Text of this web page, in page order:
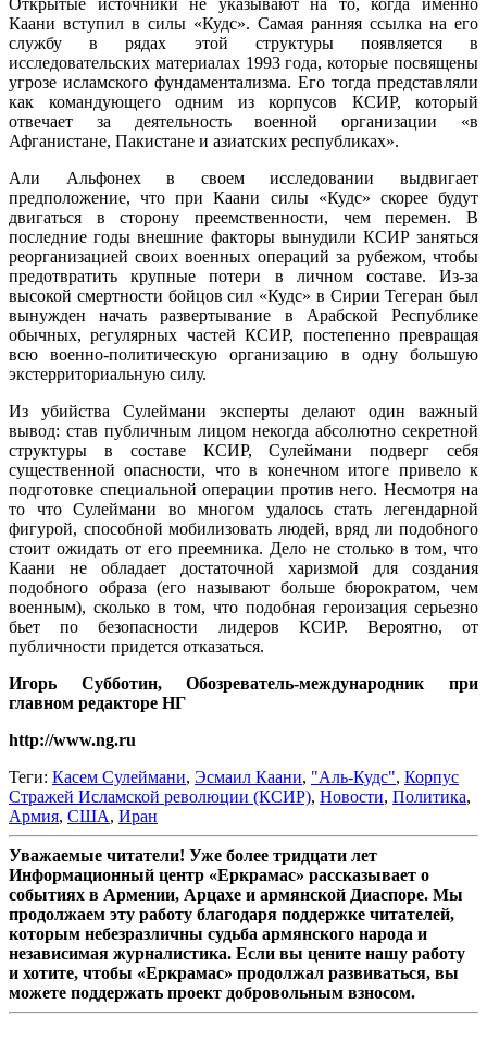
Открытые источники не указывают на то, когда именно
Каани вступил в силы «Кудс». Самая ранняя ссылка на его
службу в рядах этой структуры появляется в
исследовательских материалах 1993 года, которые посвящены
угрозе исламского фундаментализма. Его тогда представляли
как командующего одним из корпусов КСИР, который
отвечает за деятельность военной организации «в
Афганистане, Пакистане и азиатских республиках».
Али Альфонех в своем исследовании выдвигает
предположение, что при Каани силы «Кудс» скорее будут
двигаться в сторону преемственности, чем перемен. В
последние годы внешние факторы вынудили КСИР заняться
реорганизацией своих военных операций за рубежом, чтобы
предотвратить крупные потери в личном составе. Из-за
высокой смертности бойцов сил «Кудс» в Сирии Тегеран был
вынужден начать развертывание в Арабской Республике
обычных, регулярных частей КСИР, постепенно превращая
всю военно-политическую организацию в одну большую
экстерриториальную силу.
Из убийства Сулеймани эксперты делают один важный
вывод: став публичным лицом некогда абсолютно секретной
структуры в составе КСИР, Сулеймани подверг себя
существенной опасности, что в конечном итоге привело к
подготовке специальной операции против него. Несмотря на
то что Сулеймани во многом удалось стать легендарной
фигурой, способной мобилизовать людей, вряд ли подобного
стоит ожидать от его преемника. Дело не столько в том, что
Каани не обладает достаточной харизмой для создания
подобного образа (его называют больше бюрократом, чем
военным), сколько в том, что подобная героизация серьезно
бьет по безопасности лидеров КСИР. Вероятно, от
публичности придется отказаться.
Игорь Субботин, Обозреватель-международник при
главном редакторе НГ
http://www.ng.ru
Теги: Касем Сулеймани, Эсмаил Каани, "Аль-Кудс", Корпус
Стражей Исламской революции (КСИР), Новости, Политика,
Армия, США, Иран
Уважаемые читатели! Уже более тридцати лет
Информационный центр «Еркрамас» рассказывает о
событиях в Армении, Арцахе и армянской Диаспоре. Мы
продолжаем эту работу благодаря поддержке читателей,
которым небезразличны судьба армянского народа и
независимая журналистика. Если вы цените нашу работу
и хотите, чтобы «Еркрамас» продолжал развиваться, вы
можете поддержать проект добровольным взносом.